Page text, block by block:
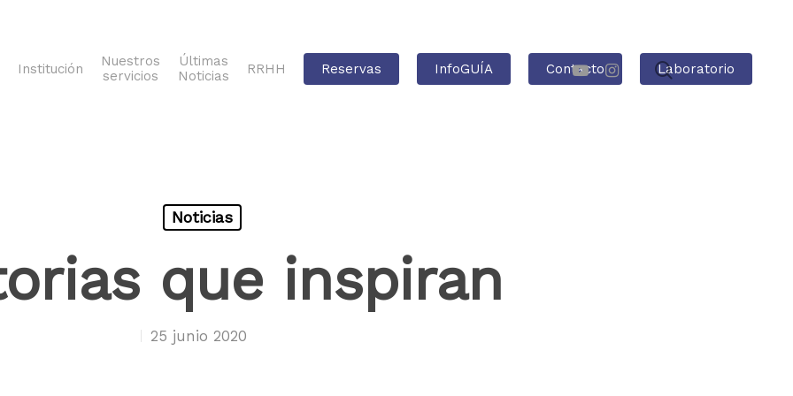
Institución
Nuestros
servicios
Últimas
Noticias
RRHH Reservas InfoGUÍA Contacto Laboratorio
Noticias
que inspiran
25 junio 2020